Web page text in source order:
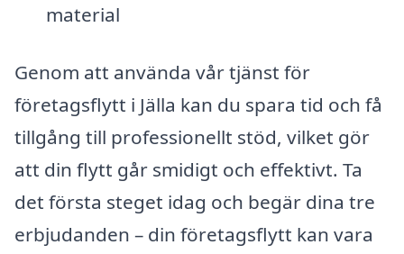
material
Genom att använda vår tjänst för
företagsflytt i Jälla kan du spara tid och få
tillgång till professionellt stöd, vilket gör
att din flytt går smidigt och effektivt. Ta
det första steget idag och begär dina tre
erbjudanden – din företagsflytt kan vara